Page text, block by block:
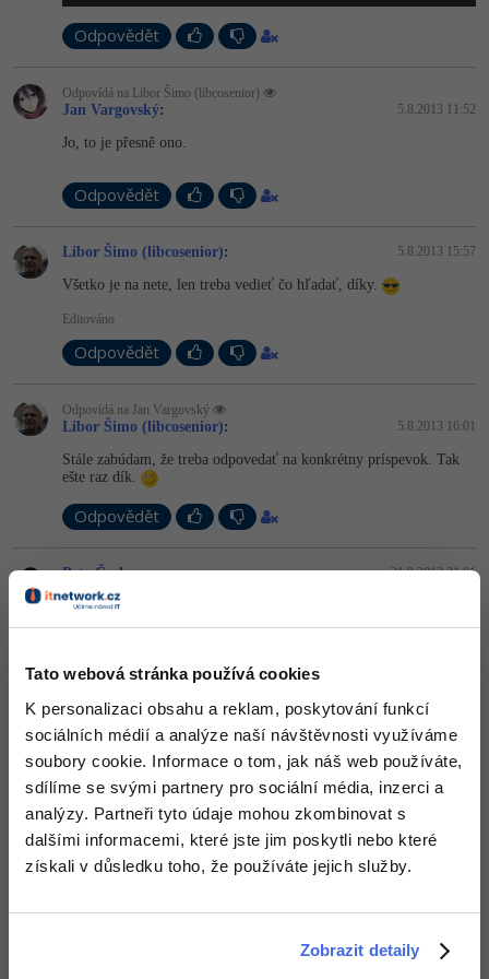
Tato webová stránka používá cookies
K personalizaci obsahu a reklam, poskytování funkcí
sociálních médií a analýze naší návštěvnosti využíváme
soubory cookie. Informace o tom, jak náš web používáte,
sdílíme se svými partnery pro sociální média, inzerci a
analýzy. Partneři tyto údaje mohou zkombinovat s
dalšími informacemi, které jste jim poskytli nebo které
získali v důsledku toho, že používáte jejich služby.
Zobrazit detaily
Copywriter
WordPress specialista
SEO specialista
Algoritmy -41%
Umělá inteligence (AI) -10%
Pro děti
Více
Fórum
Kurzy e-commerce
Testování softwaru
Datová analýza
Digitální gramotnost
Marketing -30%
SEO
UX
Business
Kryptoměny -25%
Copywriting -30%
MS Office -80%
Google Dokumenty
Kurzy designu
HTML/CSS -80%
Photoshop -80%
Adobe Illustrator -80%
Adobe Lightroom
Adobe XD
Adobe InDesign
Adobe After Effects
Blender -80%
Inkscape
Fotografování -80%
Příběhy absolventů
Kariéra
Odpovědět
Odpovídá na Libor Šimo (libcosenior)
Jan Vargovský: 5.8.2013 11:52
Jo, to je přesně ono.
Odpovědět
Libor Šimo (libcosenior): 5.8.2013 15:57
Všetko je na nete, len treba vedieť čo hľadať, díky.
Editováno
Odpovědět
Odpovídá na Jan Vargovský
Libor Šimo (libcosenior): 5.8.2013 16:01
Stále zabúdam, že treba odpovedať na konkrétny príspevok. Tak
ešte raz dík.
Odpovědět
Petr Čech: 21.9.2013 21:01
Toto není dobrý úvod do WF aplikací.
Odpovědět
David Hartinger: 21.9.2013 21:32
Nikde jsem si nevšiml, že by tento článek měl být úvodem.
Odpovědět +1
Petr Čech: 21.9.2013 21:36